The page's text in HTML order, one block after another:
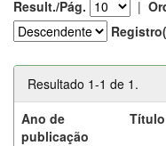
Result./Pág. |
Resultado 1-1 de 1.
Ano de
publicação
Título